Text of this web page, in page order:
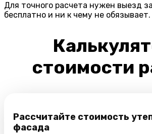
Для точного расчета нужен выезд
бесплатно и ни к чему не обязывает.
стоимости
Рассчитайте стоимость
фасада